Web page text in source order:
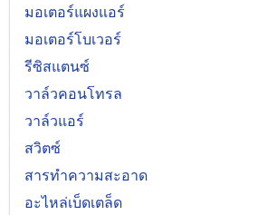
มอเตอร์แผงแอร์
มอเตอร์โบเวอร์
รีซิสแตนซ์
วาล์วคอนโทรล
วาล์วแอร์
สวิตซ์
สารทำความสะอาด
อะไหล่เบ็ดเตล็ด